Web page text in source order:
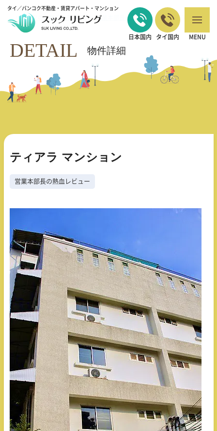
タイ／バンコク不動産・賃貸アパート・マンション
日本国内 タイ国内 MENU
バンコクの不動産・賃貸 TOP >営業本部長の熱血レビュー>ティアラ マン
ション
DETAIL 物件詳細
ティアラ マンション
営業本部長の熱血レビュー